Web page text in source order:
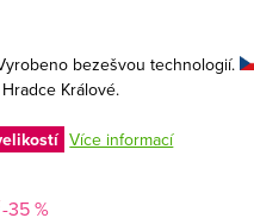
bezešvou technologií.
Králové.
Více informací
-35 %